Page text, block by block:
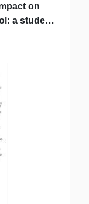
on
a student